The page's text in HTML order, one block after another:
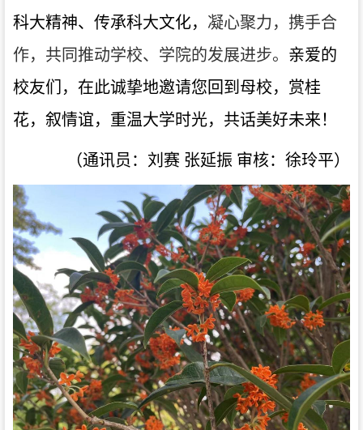
科大精神、传承科大文化， 凝心聚力，携手合
作，共同推动学校、学院的发展进步。 亲爱的
校友们，在此诚挚地邀请您回到母校，赏桂
花，叙情谊，重温大学时光，共话美好未来！
（通讯员：刘赛 张延振 审核：徐玲平）